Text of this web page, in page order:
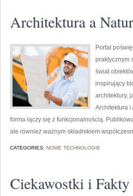
Architektura a
Portal
praktycznym
świat
inspirujący
architektury,
Architektura i
forma łączy się z funkcjonalnością.
ale również ważnym składnikiem
CATEGORIES: NOWE TECHNOLOGIE
Ciekawostki i Fakty